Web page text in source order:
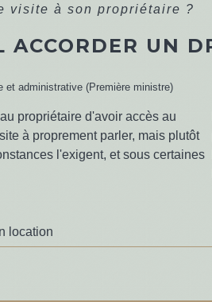
visite à son propriétaire ?
ACCORDER UN
et administrative (Première ministre)
propriétaire d'avoir accès au
à proprement parler, mais plutôt
l'exigent, et sous certaines
location